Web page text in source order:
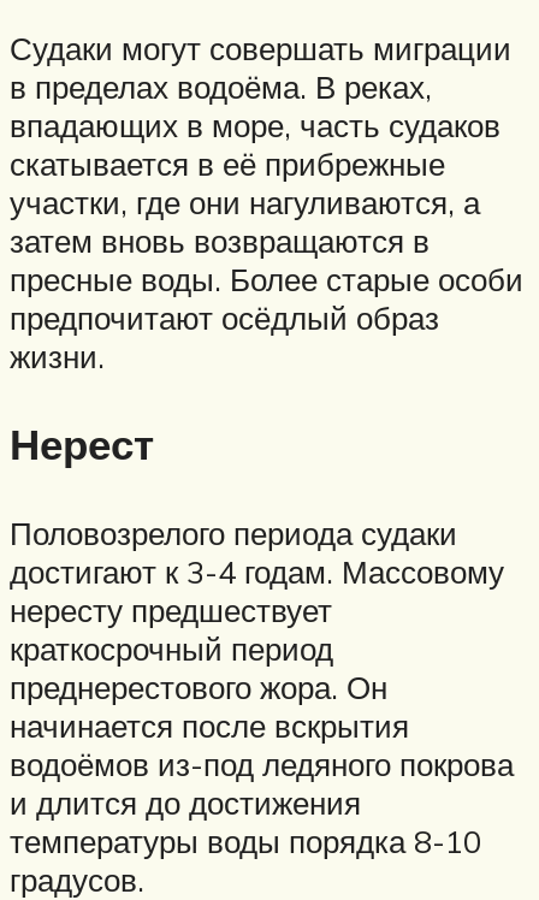
Судаки могут совершать миграции
в пределах водоёма. В реках,
впадающих в море, часть судаков
скатывается в её прибрежные
участки, где они нагуливаются, а
затем вновь возвращаются в
пресные воды. Более старые особи
предпочитают осёдлый образ
жизни.
Нерест
Половозрелого периода судаки
достигают к 3-4 годам. Массовому
нересту предшествует
краткосрочный период
преднерестового жора. Он
начинается после вскрытия
водоёмов из-под ледяного покрова
и длится до достижения
температуры воды порядка 8-10
градусов.